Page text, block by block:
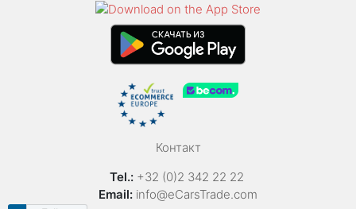
Контакт
Tel.: +32 (0)2 342 22 22
Email: info@eCarsTrade.com